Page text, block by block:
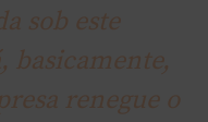
sob este
basicamente,
renegue o